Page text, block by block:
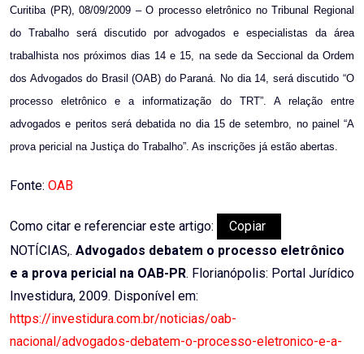
Curitiba (PR), 08/09/2009 – O processo eletrônico no Tribunal Regional
do Trabalho será discutido por advogados e especialistas da área
trabalhista nos próximos dias 14 e 15, na sede da Seccional da Ordem
dos Advogados do Brasil (OAB) do Paraná. No dia 14, será discutido “O
processo eletrônico e a informatização do TRT”. A relação entre
advogados e peritos será debatida no dia 15 de setembro, no painel “A
prova pericial na Justiça do Trabalho”. As inscrições já estão abertas.
Fonte: OAB
Como citar e referenciar este artigo:
Copiar
NOTÍCIAS,. Advogados debatem o processo eletrônico
e a prova pericial na OAB-PR. Florianópolis: Portal Jurídico
Investidura, 2009. Disponível em:
https://investidura.com.br/noticias/oab-
nacional/advogados-debatem-o-processo-eletronico-e-a-